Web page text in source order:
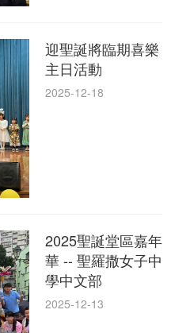
迎聖誕將臨期喜樂
主日活動
2025-12-18
2025聖誕堂區嘉年
華 -- 聖羅撒女子中
學中文部
2025-12-13